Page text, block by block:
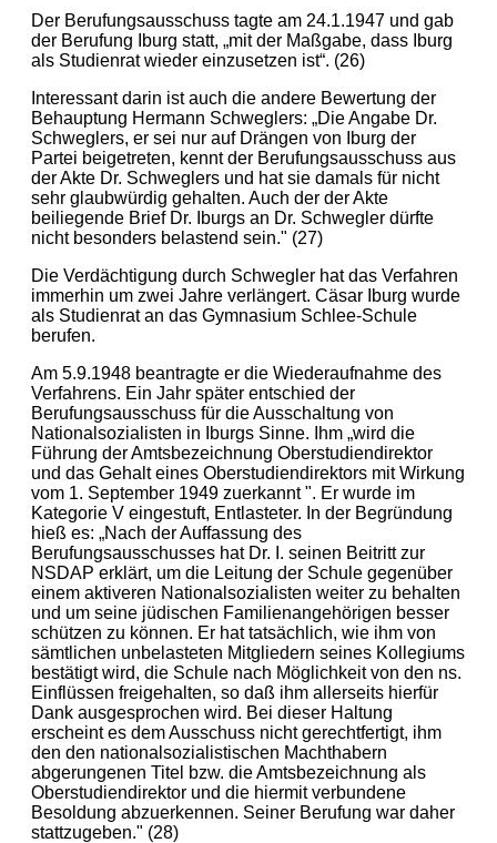
Der Berufungsausschuss tagte am 24.1.1947 und gab
der Berufung Iburg statt, „mit der Maßgabe, dass Iburg
als Studienrat wieder einzusetzen ist“. (26)
Interessant darin ist auch die andere Bewertung der
Behauptung Hermann Schweglers: „Die Angabe Dr.
Schweglers, er sei nur auf Drängen von Iburg der
Partei beigetreten, kennt der Berufungsausschuss aus
der Akte Dr. Schweglers und hat sie damals für nicht
sehr glaubwürdig gehalten. Auch der der Akte
beiliegende Brief Dr. Iburgs an Dr. Schwegler dürfte
nicht besonders belastend sein." (27)
Die Verdächtigung durch Schwegler hat das Verfahren
immerhin um zwei Jahre verlängert. Cäsar Iburg wurde
als Studienrat an das Gymnasium Schlee-Schule
berufen.
Am 5.9.1948 beantragte er die Wiederaufnahme des
Verfahrens. Ein Jahr später entschied der
Berufungsausschuss für die Ausschaltung von
Nationalsozialisten in Iburgs Sinne. Ihm „wird die
Führung der Amtsbezeichnung Oberstudiendirektor
und das Gehalt eines Oberstudiendirektors mit Wirkung
vom 1. September 1949 zuerkannt ". Er wurde im
Kategorie V eingestuft, Entlasteter. In der Begründung
hieß es: „Nach der Auffassung des
Berufungsausschusses hat Dr. I. seinen Beitritt zur
NSDAP erklärt, um die Leitung der Schule gegenüber
einem aktiveren Nationalsozialisten weiter zu behalten
und um seine jüdischen Familienangehörigen besser
schützen zu können. Er hat tatsächlich, wie ihm von
sämtlichen unbelasteten Mitgliedern seines Kollegiums
bestätigt wird, die Schule nach Möglichkeit von den ns.
Einflüssen freigehalten, so daß ihm allerseits hierfür
Dank ausgesprochen wird. Bei dieser Haltung
erscheint es dem Ausschuss nicht gerechtfertigt, ihm
den den nationalsozialistischen Machthabern
abgerungenen Titel bzw. die Amtsbezeichnung als
Oberstudiendirektor und die hiermit verbundene
Besoldung abzuerkennen. Seiner Berufung war daher
stattzugeben." (28)